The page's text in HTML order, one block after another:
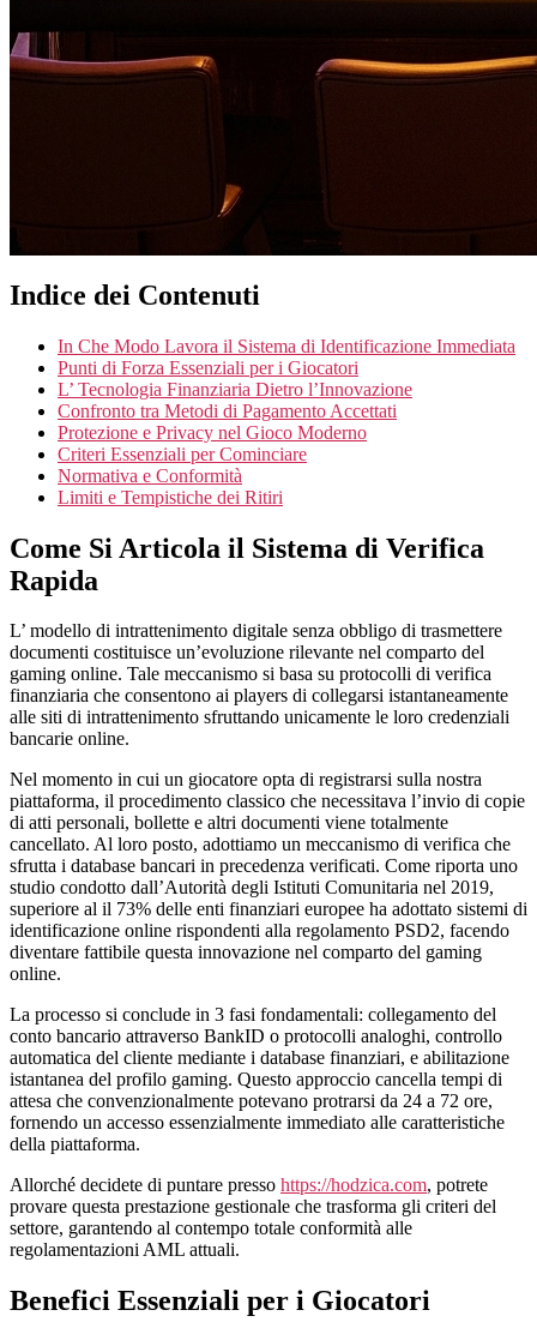
Indice dei Contenuti
In Che Modo Lavora il Sistema di Identificazione Immediata
Punti di Forza Essenziali per i Giocatori
L’ Tecnologia Finanziaria Dietro l’Innovazione
Confronto tra Metodi di Pagamento Accettati
Protezione e Privacy nel Gioco Moderno
Criteri Essenziali per Cominciare
Normativa e Conformità
Limiti e Tempistiche dei Ritiri
Come Si Articola il Sistema di Verifica
Rapida
L’ modello di intrattenimento digitale senza obbligo di trasmettere
documenti costituisce un’evoluzione rilevante nel comparto del
gaming online. Tale meccanismo si basa su protocolli di verifica
finanziaria che consentono ai players di collegarsi istantaneamente
alle siti di intrattenimento sfruttando unicamente le loro credenziali
bancarie online.
Nel momento in cui un giocatore opta di registrarsi sulla nostra
piattaforma, il procedimento classico che necessitava l’invio di copie
di atti personali, bollette e altri documenti viene totalmente
cancellato. Al loro posto, adottiamo un meccanismo di verifica che
sfrutta i database bancari in precedenza verificati. Come riporta uno
studio condotto dall’Autorità degli Istituti Comunitaria nel 2019,
superiore al il 73% delle enti finanziari europee ha adottato sistemi di
identificazione online rispondenti alla regolamento PSD2, facendo
diventare fattibile questa innovazione nel comparto del gaming
online.
La processo si conclude in 3 fasi fondamentali: collegamento del
conto bancario attraverso BankID o protocolli analoghi, controllo
automatica del cliente mediante i database finanziari, e abilitazione
istantanea del profilo gaming. Questo approccio cancella tempi di
attesa che convenzionalmente potevano protrarsi da 24 a 72 ore,
fornendo un accesso essenzialmente immediato alle caratteristiche
della piattaforma.
Allorché decidete di puntare presso https://hodzica.com, potrete
provare questa prestazione gestionale che trasforma gli criteri del
settore, garantendo al contempo totale conformità alle
regolamentazioni AML attuali.
Benefici Essenziali per i Giocatori